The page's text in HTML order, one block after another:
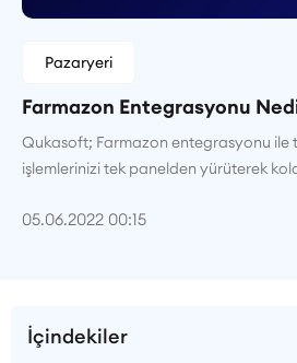
Pazaryeri
Farmazon Entegrasyonu
Qukasoft; Farmazon entegrasyonu ile
işlemlerinizi tek panelden yürüterek
05.06.2022 00:15
İçindekiler